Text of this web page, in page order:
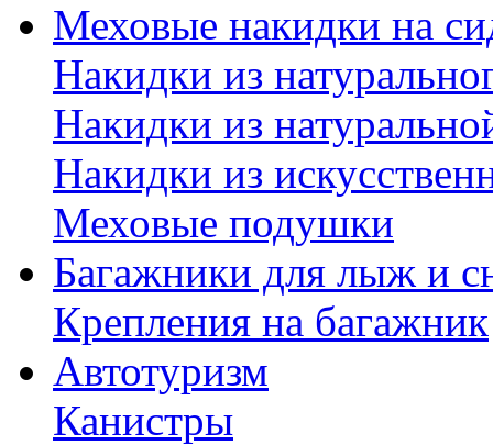
Меховые накидки на
Накидки из
Накидки из
Накидки из
Меховые подушки
Багажники для лыж и
Крепления на багажник
Автотуризм
Канистры